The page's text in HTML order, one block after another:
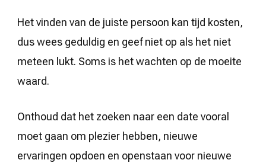
Het vinden van de juiste persoon kan tijd kosten,
dus wees geduldig en geef niet op als het niet
meteen lukt. Soms is het wachten op de moeite
waard.
Onthoud dat het zoeken naar een date vooral
moet gaan om plezier hebben, nieuwe
ervaringen opdoen en openstaan voor nieuwe